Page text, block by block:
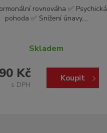
rovnováha ✅ Psychická
pohoda ✅ Snížení únavy,...
Skladem
Kč
s DPH
Koupit